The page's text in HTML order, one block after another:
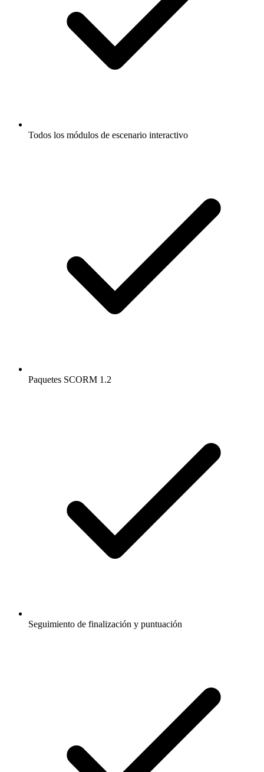
Todos los módulos de escenario interactivo
Paquetes SCORM 1.2
Seguimiento de finalización y puntuación